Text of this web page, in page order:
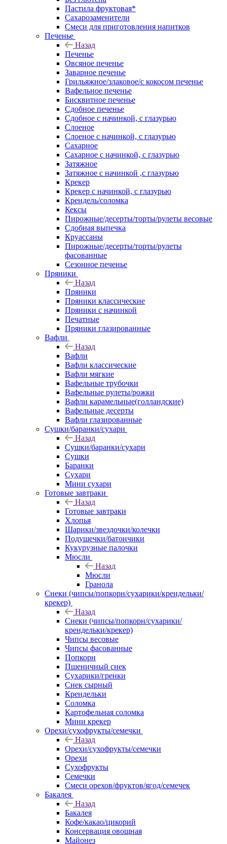
Пастила фруктовая*
Сахарозаменители
Смеси для приготовления напитков
Печенье
Назад
Печенье
Овсяное печенье
Заварное печенье
Грильяжное/злаковое/с кокосом печенье
Вафельное печенье
Бисквитное печенье
Сдобное печенье
Сдобное с начинкой, с глазурью
Слоеное
Слоеное с начинкой, с глазурью
Сахарное
Сахарное с начинкой, с глазурью
Затяжное
Затяжное с начинкой ,с глазурью
Крекер
Крекер с начинкой, с глазурью
Крендель/соломка
Кексы
Пирожные/десерты/торты/рулеты весовые
Сдобная выпечка
Круассаны
Пирожные/десерты/торты/рулеты
фасованные
Сезонное печенье
Пряники
Назад
Пряники
Пряники классические
Пряники с начинкой
Печатные
Пряники глазированные
Вафли
Назад
Вафли
Вафли классические
Вафли мягкие
Вафельные трубочки
Вафельные рулеты/рожки
Вафли карамельные(голландские)
Вафельные десерты
Вафли глазированные
Сушки/баранки/сухари
Назад
Сушки/баранки/сухари
Сушки
Баранки
Сухари
Мини сухари
Готовые завтраки
Назад
Готовые завтраки
Хлопья
Шарики/звездочки/колечки
Подушечки/батончики
Кукурузные палочки
Мюсли
Назад
Мюсли
Гранола
Снеки (чипсы/попкорн/сухарики/крендельки/
крекер)
Назад
Снеки (чипсы/попкорн/сухарики/
крендельки/крекер)
Чипсы весовые
Чипсы фасованные
Попкорн
Пшеничный снек
Сухарики/гренки
Снек сырный
Крендельки
Соломка
Картофельная соломка
Мини крекер
Орехи/сухофрукты/семечки
Назад
Орехи/сухофрукты/семечки
Орехи
Сухофрукты
Семечки
Смеси орехов/фруктов/ягод/семечек
Бакалея
Назад
Бакалея
Кофе/какао/цикорий
Консервация овощная
Майонез